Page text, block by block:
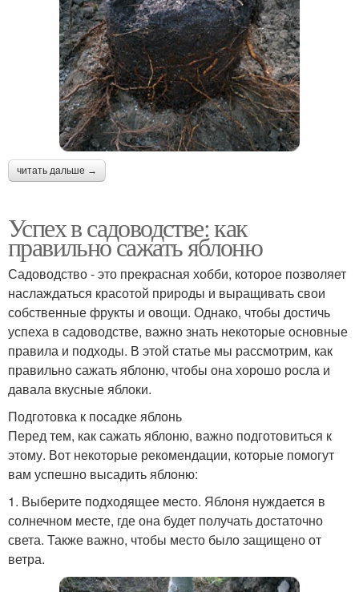
читать дальше →
Успех в садоводстве: как
правильно сажать яблоню
Садоводство - это прекрасная хобби, которое позволяет
наслаждаться красотой природы и выращивать свои
собственные фрукты и овощи. Однако, чтобы достичь
успеха в садоводстве, важно знать некоторые основные
правила и подходы. В этой статье мы рассмотрим, как
правильно сажать яблоню, чтобы она хорошо росла и
давала вкусные яблоки.
Подготовка к посадке яблонь
Перед тем, как сажать яблоню, важно подготовиться к
этому. Вот некоторые рекомендации, которые помогут
вам успешно высадить яблоню:
1. Выберите подходящее место. Яблоня нуждается в
солнечном месте, где она будет получать достаточно
света. Также важно, чтобы место было защищено от
ветра.